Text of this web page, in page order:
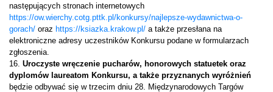
następujących stronach internetowych
https://ow.wierchy.cotg.pttk.pl/konkursy/najlepsze-wydawnictwa-o-
gorach/ oraz https://ksiazka.krakow.pl/ a także przesłana na
elektroniczne adresy uczestników Konkursu podane w formularzach
zgłoszenia.
16. Uroczyste wręczenie pucharów, honorowych statuetek oraz
dyplomów laureatom Konkursu, a także przyznanych wyróżnień
będzie odbywać się w trzecim dniu 28. Międzynarodowych Targów